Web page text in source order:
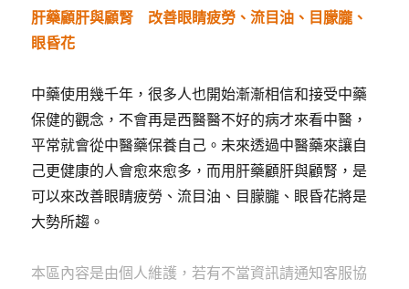
肝藥顧肝與顧腎 改善眼睛疲勞、流目油、目朦朧、
眼昏花
中藥使用幾千年，很多人也開始漸漸相信和接受中藥
保健的觀念，不會再是西醫醫不好的病才來看中醫，
平常就會從中醫藥保養自己。未來透過中醫藥來讓自
己更健康的人會愈來愈多，而用肝藥顧肝與顧腎，是
可以來改善眼睛疲勞、流目油、目朦朧、眼昏花將是
大勢所趨。
本區內容是由個人維護，若有不當資訊請通知客服協